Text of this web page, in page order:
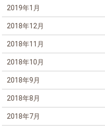
2019年1月
2018年12月
2018年11月
2018年10月
2018年9月
2018年8月
2018年7月